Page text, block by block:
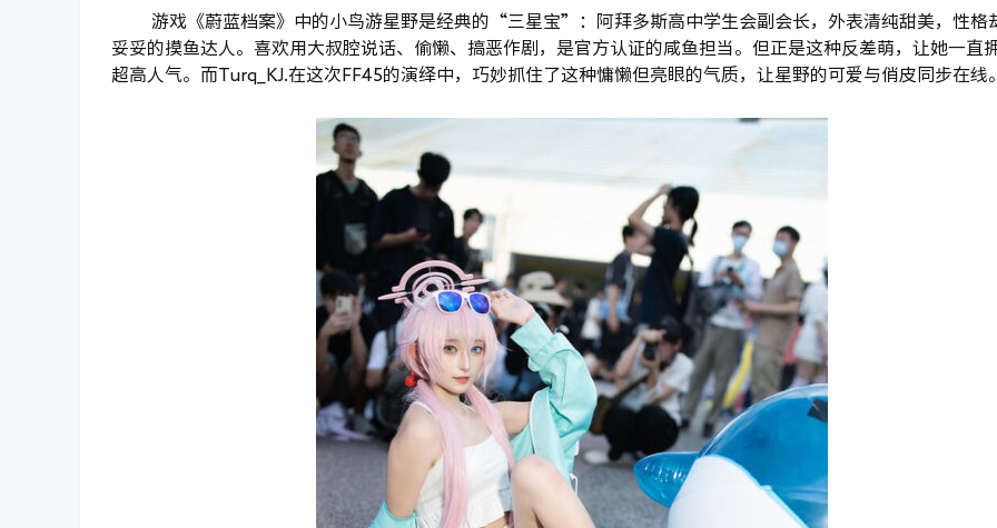
游戏《蔚蓝档案》中的小鸟游星野是经典的“三星宝”：阿拜多斯高中学生会副会长，外表清纯甜美，性格
妥妥的摸鱼达人。喜欢用大叔腔说话、偷懒、搞恶作剧，是官方认证的咸鱼担当。但正是这种反差萌，让她一直
超高人气。而Turq_KJ.在这次FF45的演绎中，巧妙抓住了这种慵懒但亮眼的气质，让星野的可爱与俏皮同步在线